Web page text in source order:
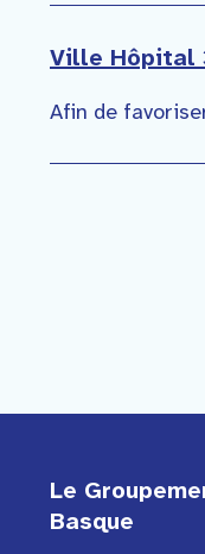
Ville Hôpital
Afin de
Le
Basque